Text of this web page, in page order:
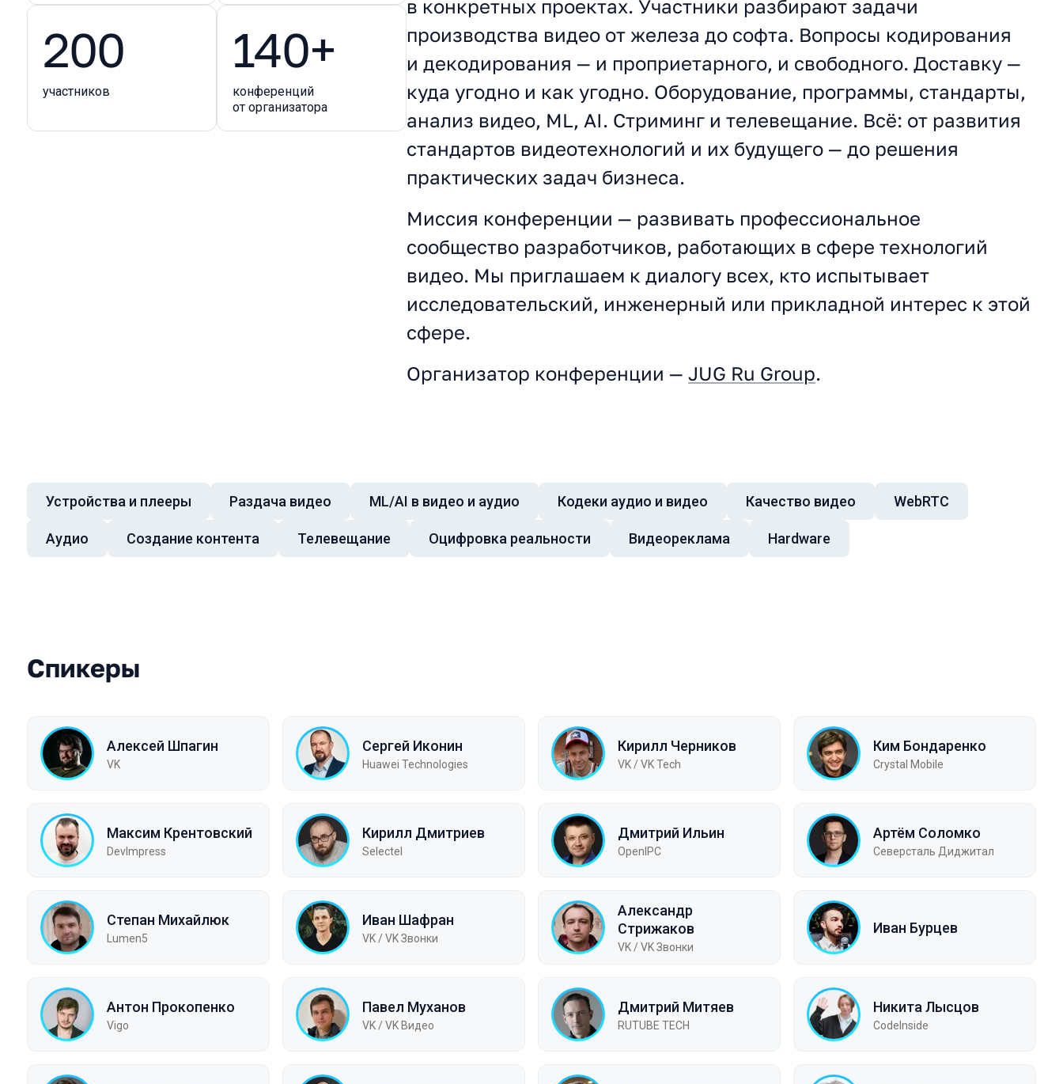
200
участников
140+
конференций
от организатора
в конкретных проектах. Участники разбирают задачи
производства видео от железа до софта. Вопросы кодирования
и декодирования — и проприетарного, и свободного. Доставку —
куда угодно и как угодно. Оборудование, программы, стандарты,
анализ видео, ML, AI. Стриминг и телевещание. Всё: от развития
стандартов видеотехнологий и их будущего — до решения
практических задач бизнеса.
Миссия конференции — развивать профессиональное
сообщество разработчиков, работающих в сфере технологий
видео. Мы приглашаем к диалогу всех, кто испытывает
исследовательский, инженерный или прикладной интерес к этой
сфере.
Организатор конференции — JUG Ru Group.
Темы докладов
Устройства и плееры Раздача видео ML/AI в видео и аудио Кодеки аудио и видео Качество видео WebRTC
Аудио Создание контента Телевещание Оцифровка реальности Видеореклама Hardware
Спикеры
Алексей Шпагин
VK
Сергей Иконин
Huawei Technologies
Кирилл Черников
VK / VK Tech
Ким Бондаренко
Crystal Mobile
Максим Крентовский
DevImpress
Кирилл Дмитриев
Selectel
Дмитрий Ильин
OpenIPC
Артём Соломко
Северсталь Диджитал
Степан Михайлюк
Lumen5
Иван Шафран
VK / VK Звонки
Александр
Стрижаков
VK / VK Звонки
Иван Бурцев
Антон Прокопенко
Vigo
Павел Муханов
VK / VK Видео
Дмитрий Митяев
RUTUBE TECH
Никита Лысцов
CodeInside